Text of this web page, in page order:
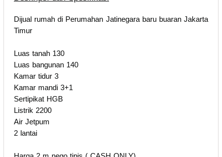
Dijual rumah di Perumahan Jatinegara baru buaran Jakarta
Timur
Luas tanah 130
Luas bangunan 140
Kamar tidur 3
Kamar mandi 3+1
Sertipikat HGB
Listrik 2200
Air Jetpum
2 lantai